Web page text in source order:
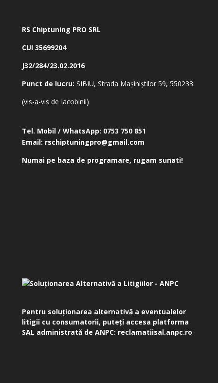
RS Chiptuning PRO SRL
CUI 35699204
J32/284/23.02.2016
Punct de lucru: SIBIU, Strada Mașiniștilor 59, 550233
(vis-a-vis de Iacobinii)
Tel. Mobil / WhatsApp: 0753 750 851
Email: rschiptuningpro@gmail.com
Numai pe baza de programare, rugam sunati!
Pentru soluționarea alternativă a eventualelor
litigii cu consumatorii, puteți accesa platforma
SAL administrată de ANPC: reclamatiisal.anpc.ro